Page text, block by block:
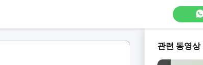
관련 동영상